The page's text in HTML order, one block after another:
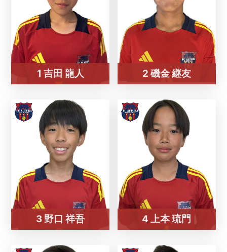
1 吉田 龍人 2 磯金 継友
3 野口 祥吾 4 上本 琉門